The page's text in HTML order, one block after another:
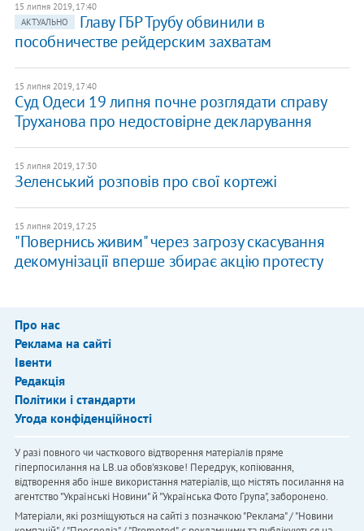
15 липня 2019, 17:40
АКТУАЛЬНО
Главу ГБР Трубу обвинили в
пособничестве рейдерским захватам
15 липня 2019, 17:40
Суд Одеси 19 липня почне розглядати справу
Труханова про недостовірне декларування
15 липня 2019, 17:30
Зеленський розповів про свої кортежі
15 липня 2019, 17:25
"Повернись живим" через загрозу скасування
декомунізації вперше збирає акцію протесту
Про нас
Реклама на сайті
Івенти
Редакція
Політики і стандарти
Угода конфіденційності
У разі повного чи часткового відтворення матеріалів пряме
гіперпосилання на LB.ua обов'язкове! Передрук, копіювання,
відтворення або інше використання матеріалів, що містять посилання на
агентство "Українськi Новини" й "Українська Фото Група", заборонено.
Матеріали, які розміщуються на сайті з позначкою "Реклама" / "Новини